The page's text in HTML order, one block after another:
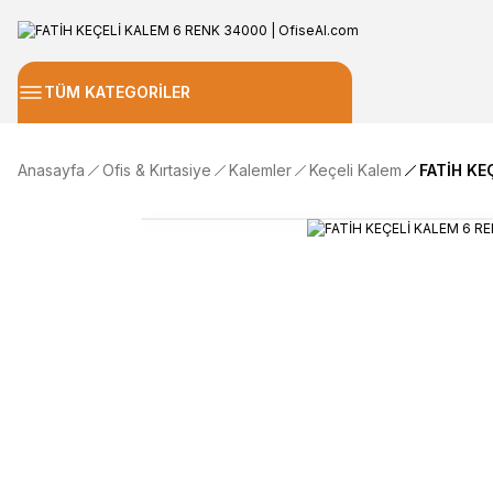
TÜM KATEGORİLER
Anasayfa Ofis & Kırtasiye Kalemler Keçeli Kalem FATİH